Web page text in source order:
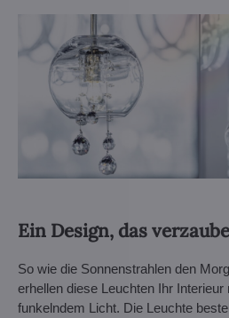
Ein Design, das
So wie die Sonnenstrahlen den
erhellen diese Leuchten Ihr Interieur
funkelndem Licht. Die Leuchte